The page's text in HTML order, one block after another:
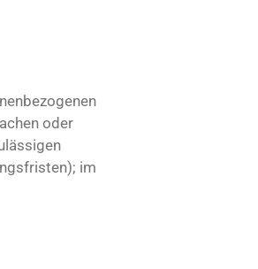
oder
im